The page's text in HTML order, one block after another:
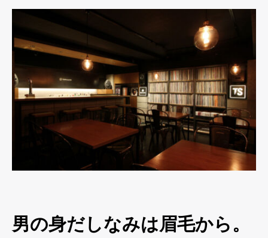
男の身だしなみは眉毛から。